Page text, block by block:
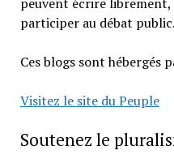
participer au débat public.
Ces blogs sont hébergés
Visitez le site du Peuple
Soutenez le